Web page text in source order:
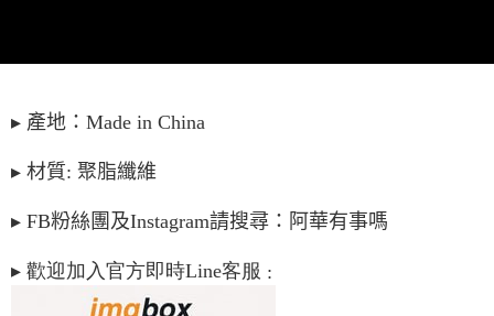
香港澳門地區
▸ 產地： Made in China
▸ 材質: 聚脂纖維
▸ FB粉絲團及Instagram請搜尋：阿華有事嗎
▸ 歡迎加入官方即時Line客服 :